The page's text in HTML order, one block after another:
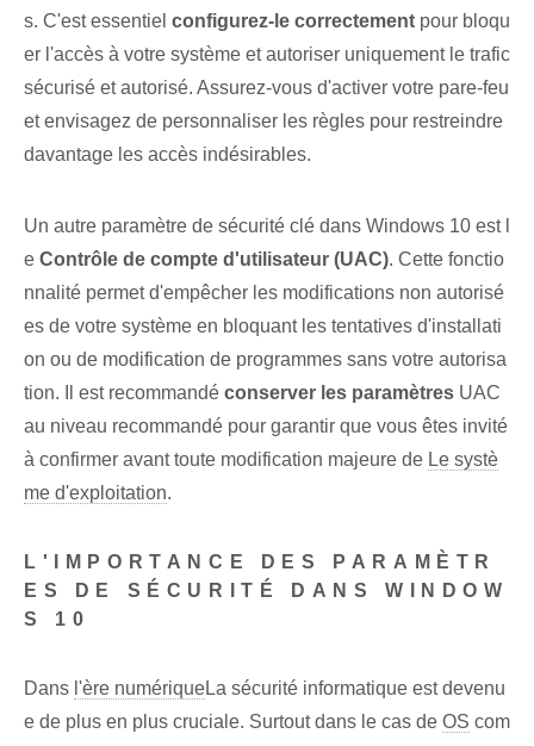
s. ⁣C'est essentiel configurez-le correctement pour bloqu
er l'accès à votre système et autoriser uniquement le trafic
sécurisé et autorisé. Assurez-vous d'activer votre pare-feu
et envisagez de personnaliser les règles pour restreindre
davantage les accès indésirables.
Un autre paramètre de sécurité clé dans ‌Windows ​10⁤ est l
e Contrôle de compte d'utilisateur (UAC). Cette fonctio
nnalité permet d'empêcher les modifications non autorisé
es de votre système en bloquant les tentatives d'installati
on ou de modification de programmes sans votre autorisa
tion. Il est recommandé conserver les paramètres ‍UAC​
au niveau recommandé pour garantir que vous êtes invité
à confirmer avant toute modification majeure de Le systè
me d'exploitation.
L'IMPORTANCE DES PARAMÈTR
ES DE SÉCURITÉ DANS WINDOW
S 10
Dans⁢ l'ère numériqueLa sécurité informatique est devenu
e de plus en plus cruciale. Surtout dans le cas de OS com